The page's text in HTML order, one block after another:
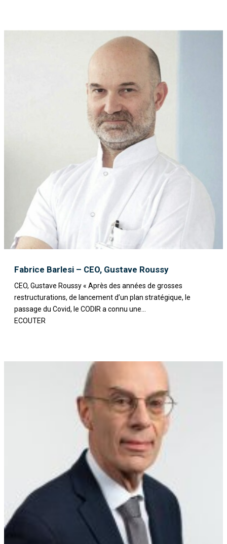
Fabrice Barlesi – CEO, Gustave Roussy
CEO, Gustave Roussy « Après des années de grosses
restructurations, de lancement d’un plan stratégique, le
passage du Covid, le CODIR a connu une...
ECOUTER